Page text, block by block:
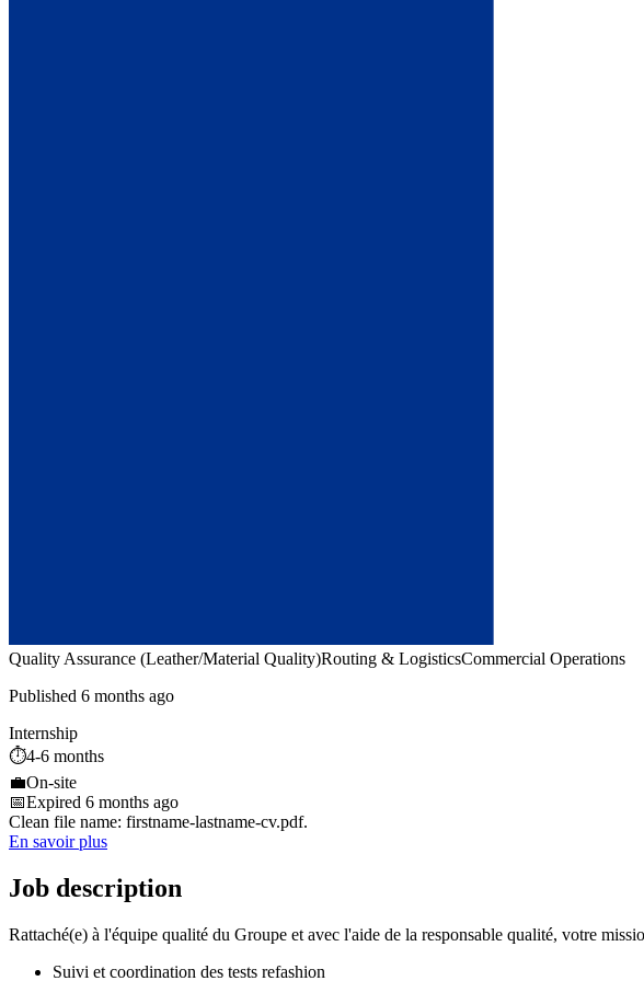
Quality Assurance (Leather/Material Quality)Routing & LogisticsCommercial Operations
Published 6 months ago
Internship
⏱️4-6 months
💼On-site
📅Expired 6 months ago
Clean file name: firstname-lastname-cv.pdf.
En savoir plus
Job description
Rattaché(e) à l'équipe qualité du Groupe et avec l'aide de la responsable qualité, votre
Suivi et coordination des tests refashion